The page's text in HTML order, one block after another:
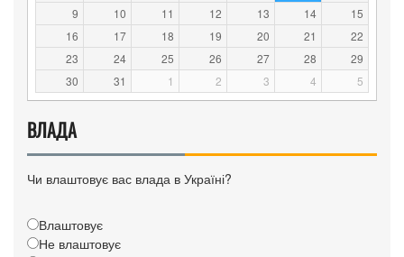
9
10 11 12 13 14
15
16
17 18 19 20 21
22
23
24 25 26 27 28
29
30
31 1 2 3 4 5
ВЛАДА
Чи влаштовує вас влада в Україні?
Влаштовує
Не влаштовує